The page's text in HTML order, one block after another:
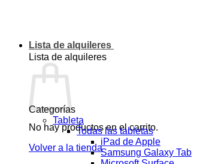
Lista de alquileres
Lista de alquileres
No hay productos en el carrito.
Volver a la tienda
Categorías
Tableta
Todas las tabletas
iPad de Apple
Samsung Galaxy Tab